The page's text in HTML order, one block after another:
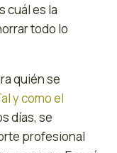
cuál es la
todo lo
quién se
y como el
días, se
profesional